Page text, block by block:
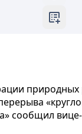
природных
сообщил